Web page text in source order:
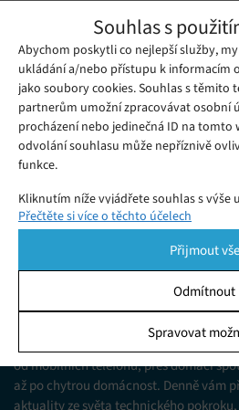
Souhlas s
Abychom poskytli co nejlepší služby,
ukládání a/nebo přístupu k informacím
jako soubory cookies. Souhlas s těmito
partnerům umožní zpracovávat osobní
procházení nebo jedinečná ID na tomto
odvolání souhlasu může nepříznivě
funkce.
Kliknutím níže vyjádřete souhlas s výše
podrobnější rozhodnutí. Vaše volby
pomocí přepínačů v Zásadách cookies
Spravovat souhlas ve spodní části
Ukládání a/nebo přístup k informacím
publiku prostřednictvím statistik nebo
různých zdrojů.
Přečtěte si více o těchto účelech
Přijmout vše
Odmítnout
Spravovat
nahradila soutěž umělé
komponování písní,
Austrálie
Čtvrtek 14. 05. 2020 Redakce
Letošní ročník mezinárodní soutěže
zůstane, tak jako většina dalších
vítěze.
Jsme web zajímající se o technologické
od mobilních telefonů, přes domácí
až po chytrou domácnost. Denně vám
aktuality ze světa technického pokroku,